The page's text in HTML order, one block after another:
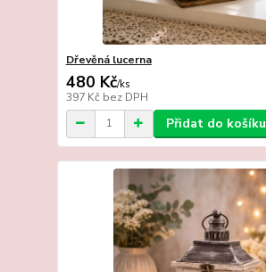
Dřevěná lucerna
480 Kč/ks
397 Kč bez DPH
Přidat do košíku